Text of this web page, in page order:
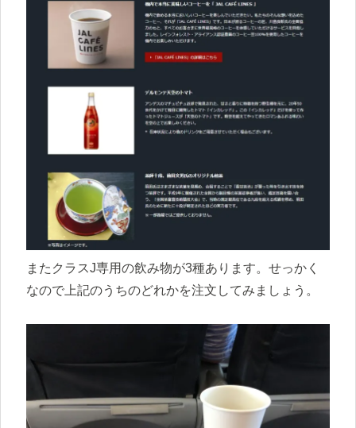
またクラスJ専用の飲み物が3種あります。せっかく
なので上記のうちのどれかを注文してみましょう。